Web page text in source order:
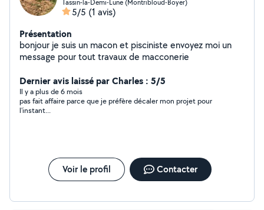
Tassin-la-Demi-Lune (Montribloud-Boyer)
5/5 (1 avis)
Présentation
bonjour je suis un macon et pisciniste envoyez moi un
message pour tout travaux de macconerie
Dernier avis laissé par Charles : 5/5
Il y a plus de 6 mois
pas fait affaire parce que je préfère décaler mon projet pour
l'instant...
Voir le profil Contacter